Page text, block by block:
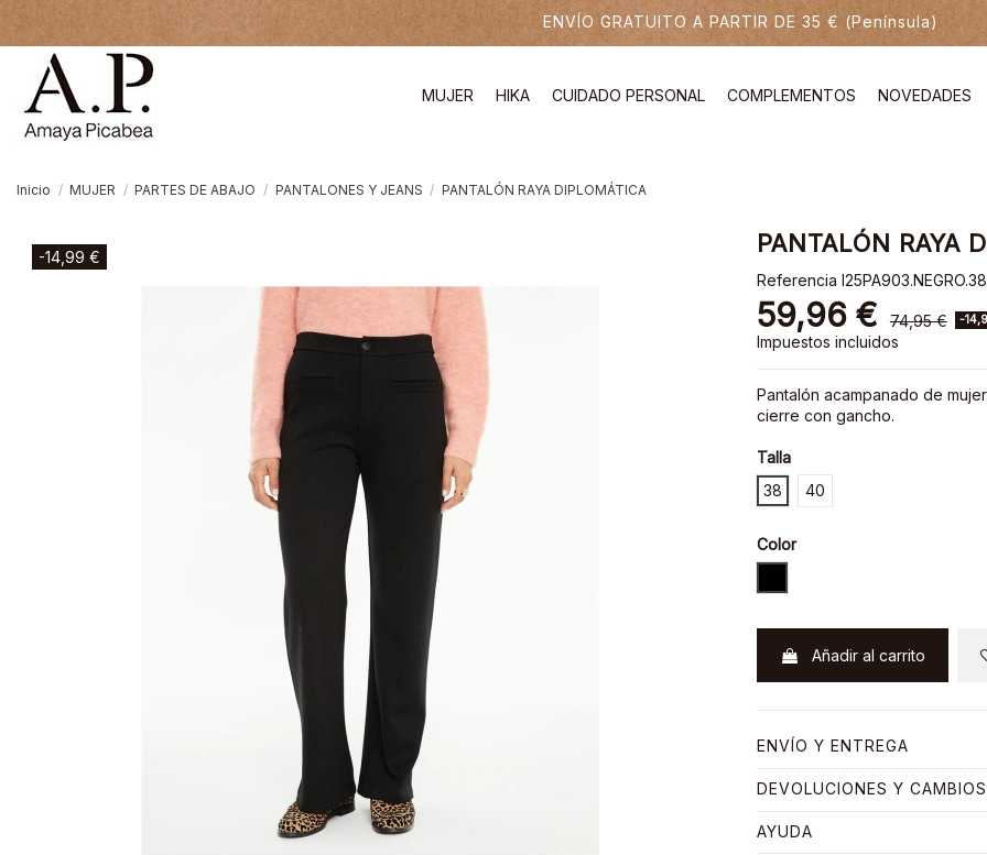
ENVÍO GRATUITO A PARTIR DE 35 € (Península)
MUJER HIKA CUIDADO PERSONAL COMPLEMENTOS NOVEDADES
Inicio MUJER PARTES DE ABAJO PANTALONES Y JEANS PANTALÓN RAYA DIPLOMÁTICA
-14,99 € PANTALÓN RAYA
Referencia I25PA903.NEGRO.38
59,96 € 74,95 € -
Impuestos incluidos
Pantalón acampanado de
cierre con gancho.
Talla
38
40
Color
Añadir al carrito
ENVÍO Y ENTREGA
DEVOLUCIONES Y CAMBIOS
AYUDA